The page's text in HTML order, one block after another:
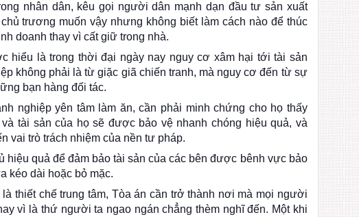
nhân dân, kêu gọi người dân mạnh dạn đầu tư sản xuất
trương muốn vậy nhưng không biết làm cách nào để thúc
doanh thay vì cất giữ trong nhà.
hiểu là trong thời đại ngày nay nguy cơ xâm hại tới tài sản
không phải là từ giặc giã chiến tranh, mà nguy cơ đến từ sự
bạn hàng đối tác.
nghiệp yên tâm làm ăn, cần phải minh chứng cho họ thấy
tài sản của họ sẽ được bảo vệ nhanh chóng hiệu quả, và
vai trò trách nhiệm của nền tư pháp.
hiệu quả để đảm bảo tài sản của các bên được bênh vực bảo
kéo dài hoặc bỏ mặc.
thiết chế trung tâm, Tòa án cần trở thành nơi mà mọi người
vì là thứ người ta ngao ngán chẳng thèm nghĩ đến. Một khi